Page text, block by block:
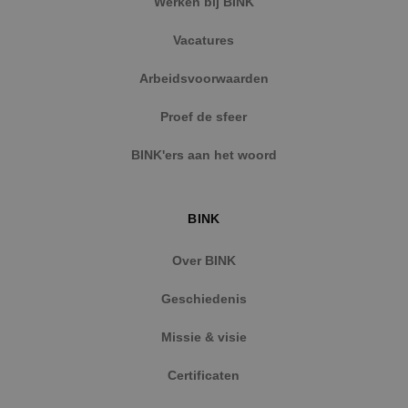
Vacatures
Arbeidsvoorwaarden
Proef de sfeer
BINK'ers aan het woord
BINK
Over BINK
Geschiedenis
Missie & visie
Certificaten
.youtube.com
Google Privacy Policy